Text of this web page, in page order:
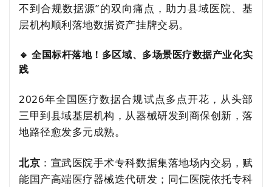
不到合规数据源”的双向痛点，助力县域医院、基
层机构顺利落地数据资产挂牌交易。
🔹 全国标杆落地！多区域、多场景医疗数据产业化实
践
2026年全国医疗数据合规试点多点开花，从头部
三甲到县域基层机构，从器械研发到商保创新，落
地路径愈发多元成熟。
北京 ：宣武医院手术专科数据集落地场内交易，赋
能国产高端医疗器械迭代研发；同仁医院依托专科